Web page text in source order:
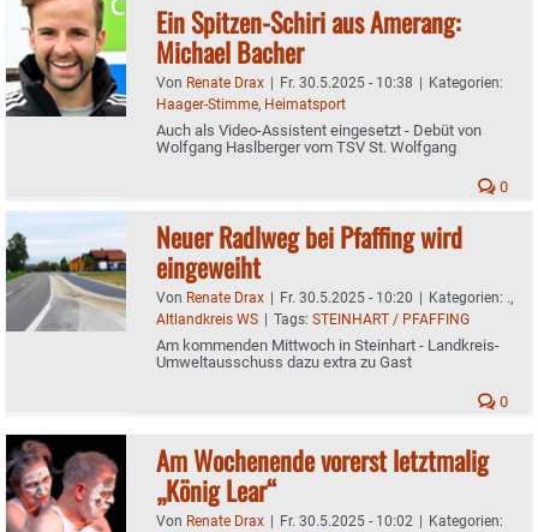
Ein Spitzen-Schiri aus Amerang:
Michael Bacher
Von Renate Drax | Fr. 30.5.2025 - 10:38 | Kategorien:
Haager-Stimme, Heimatsport
Auch als Video-Assistent eingesetzt - Debüt von
Wolfgang Haslberger vom TSV St. Wolfgang
0
Neuer Radlweg bei Pfaffing wird
eingeweiht
Von Renate Drax | Fr. 30.5.2025 - 10:20 | Kategorien: .,
Altlandkreis WS | Tags: STEINHART / PFAFFING
Am kommenden Mittwoch in Steinhart - Landkreis-
Umweltausschuss dazu extra zu Gast
0
Am Wochenende vorerst letztmalig
„König Lear“
Von Renate Drax | Fr. 30.5.2025 - 10:02 | Kategorien: